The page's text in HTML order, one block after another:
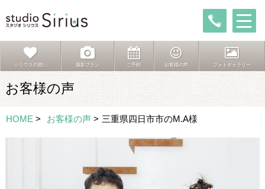
シリウスの想い 撮影プラン ご予約 お客様の声 フォトギャラリー
お客様の声
HOME > お客様の声 > 三重県四日市市のM.A様